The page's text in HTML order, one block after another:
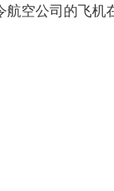
空公司的飞机